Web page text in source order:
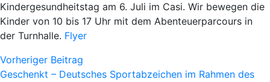
Kindergesundheitstag am 6. Juli im Casi. Wir bewegen die
Kinder von 10 bis 17 Uhr mit dem Abenteuerparcours in
der Turnhalle. Flyer
Vorheriger Beitrag
Geschenkt – Deutsches Sportabzeichen im Rahmen des